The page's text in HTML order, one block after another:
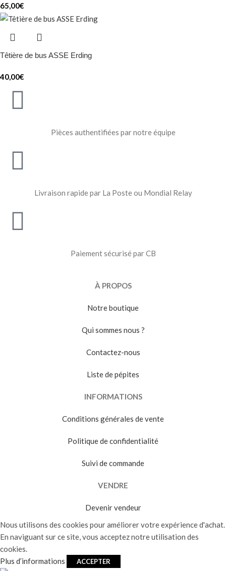
65,00€
Têtière de bus ASSE Erding
40,00€
Pièces authentifiées par notre équipe
Livraison rapide par La Poste ou Mondial Relay
Paiement sécurisé par CB
À PROPOS
Notre boutique
Qui sommes nous ?
Contactez-nous
Liste de pépites
INFORMATIONS
Conditions générales de vente
Politique de confidentialité
Suivi de commande
VENDRE
Devenir vendeur
Nous utilisons des cookies pour améliorer votre expérience d'achat.
En naviguant sur ce site, vous acceptez notre utilisation des
cookies.
Plus d’informations
ACCEPTER